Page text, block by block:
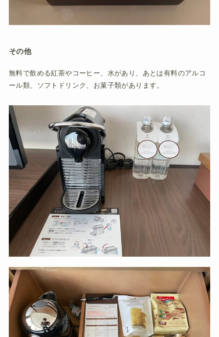
その他
無料で飲める紅茶やコーヒー、水があり、あとは有料のアルコ
ール類、ソフトドリンク、お菓子類があります。